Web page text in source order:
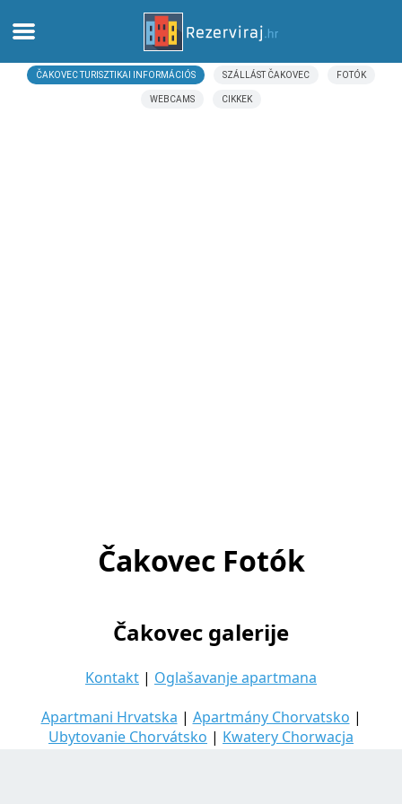
Otthon
ČAKOVEC TURISZTIKAI INFORMÁCIÓS SZÁLLÁST ČAKOVEC FOTÓK
WEBCAMS CIKKEK
Čakovec Fotók
Čakovec galerije
Kontakt | Oglašavanje apartmana
Apartmani Hrvatska | Apartmány Chorvatsko |
Ubytovanie Chorvátsko | Kwatery Chorwacja